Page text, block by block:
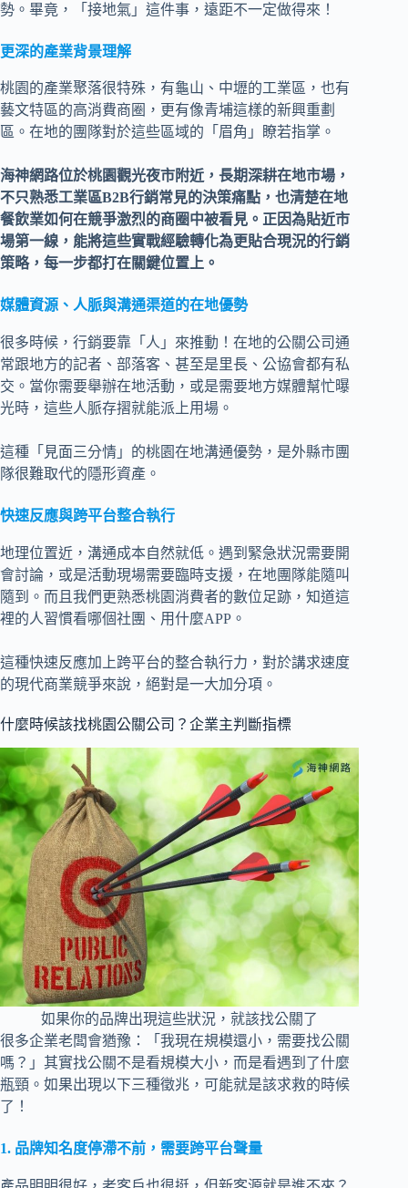
勢。畢竟，「接地氣」這件事，遠距不一定做得來！
更深的產業背景理解
桃園的產業聚落很特殊，有龜山、中壢的工業區，也有
藝文特區的高消費商圈，更有像青埔這樣的新興重劃
區。在地的團隊對於這些區域的「眉角」瞭若指掌。
海神網路位於桃園觀光夜市附近，長期深耕在地市場，
不只熟悉工業區B2B行銷常見的決策痛點，也清楚在地
餐飲業如何在競爭激烈的商圈中被看見。正因為貼近市
場第一線，能將這些實戰經驗轉化為更貼合現況的行銷
策略，每一步都打在關鍵位置上。
媒體資源、人脈與溝通渠道的在地優勢
很多時候，行銷要靠「人」來推動！在地的公關公司通
常跟地方的記者、部落客、甚至是里長、公協會都有私
交。當你需要舉辦在地活動，或是需要地方媒體幫忙曝
光時，這些人脈存摺就能派上用場。
這種「見面三分情」的桃園在地溝通優勢，是外縣市團
隊很難取代的隱形資產。
快速反應與跨平台整合執行
地理位置近，溝通成本自然就低。遇到緊急狀況需要開
會討論，或是活動現場需要臨時支援，在地團隊能隨叫
隨到。而且我們更熟悉桃園消費者的數位足跡，知道這
裡的人習慣看哪個社團、用什麼APP。
這種快速反應加上跨平台的整合執行力，對於講求速度
的現代商業競爭來說，絕對是一大加分項。
什麼時候該找桃園公關公司？企業主判斷指標
如果你的品牌出現這些狀況，就該找公關了
很多企業老闆會猶豫：「我現在規模還小，需要找公關
嗎？」其實找公關不是看規模大小，而是看遇到了什麼
瓶頸。如果出現以下三種徵兆，可能就是該求救的時候
了！
1. 品牌知名度停滯不前，需要跨平台聲量